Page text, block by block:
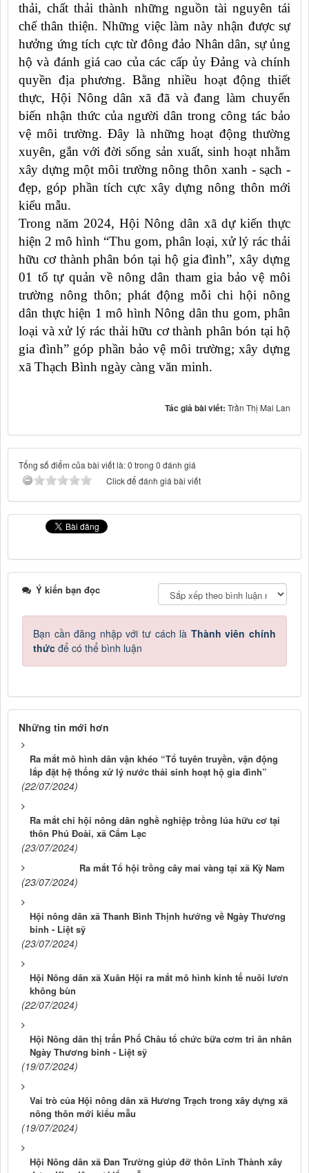
thải, chất thải thành những nguồn tài nguyên tái
chế thân thiện. Những việc làm này nhận được sự
hưởng ứng tích cực từ đông đảo Nhân dân, sự ủng
hộ và đánh giá cao của các cấp ủy Đảng và chính
quyền địa phương. Bằng nhiều hoạt động thiết
thực, Hội Nông dân xã đã và đang làm chuyển
biến nhận thức của người dân trong công tác bảo
vệ môi trường. Đây là những hoạt động thường
xuyên, gắn với đời sống sản xuất, sinh hoạt nhằm
xây dựng một môi trường nông thôn xanh - sạch -
đẹp, góp phần tích cực xây dựng nông thôn mới
kiểu mẫu.
Trong năm 2024, Hội Nông dân xã dự kiến thực
hiện 2 mô hình “Thu gom, phân loại, xử lý rác thải
hữu cơ thành phân bón tại hộ gia đình”, xây dựng
01 tổ tự quản về nông dân tham gia bảo vệ môi
trường nông thôn; phát động mỗi chi hội nông
dân thực hiện 1 mô hình Nông dân thu gom, phân
loại và xử lý rác thải hữu cơ thành phân bón tại hộ
gia đình” góp phần bảo vệ môi trường; xây dựng
xã Thạch Bình ngày càng văn minh.
Tác giả bài viết: Trần Thị Mai Lan
Tổng số điểm của bài viết là: 0 trong 0 đánh giá
Click để đánh giá bài viết
Ý kiến bạn đọc
Bạn cần đăng nhập với tư cách là Thành viên chính
thức để có thể bình luận
Những tin mới hơn
Ra mắt mô hình dân vận khéo “Tổ tuyên truyền, vận động
lắp đặt hệ thống xử lý nước thải sinh hoạt hộ gia đình”
(22/07/2024)
Ra mắt chi hội nông dân nghề nghiệp trồng lúa hữu cơ tại
thôn Phú Đoài, xã Cẩm Lạc
(23/07/2024)
Ra mắt Tổ hội trồng cây mai vàng tại xã Kỳ Nam
(23/07/2024)
Hội nông dân xã Thanh Bình Thịnh hướng về Ngày Thương
binh - Liệt sỹ
(23/07/2024)
Hội Nông dân xã Xuân Hội ra mắt mô hình kinh tế nuôi lươn
không bùn
(22/07/2024)
Hội Nông dân thị trấn Phố Châu tổ chức bữa cơm tri ân nhân
Ngày Thương binh - Liệt sỹ
(19/07/2024)
Vai trò của Hội nông dân xã Hương Trạch trong xây dựng xã
nông thôn mới kiểu mẫu
(19/07/2024)
Hội Nông dân xã Đan Trường giúp đỡ thôn Lĩnh Thành xây